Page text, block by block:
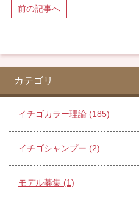
前の記事へ
カテゴリ
イチゴカラー理論 (185)
イチゴシャンプー (2)
モデル募集 (1)